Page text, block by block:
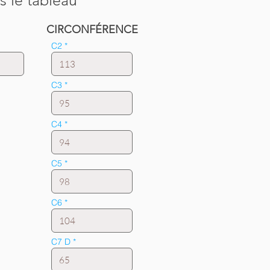
CIRCONFÉRENCE
C2
C3
C4
C5
C6
C7 D